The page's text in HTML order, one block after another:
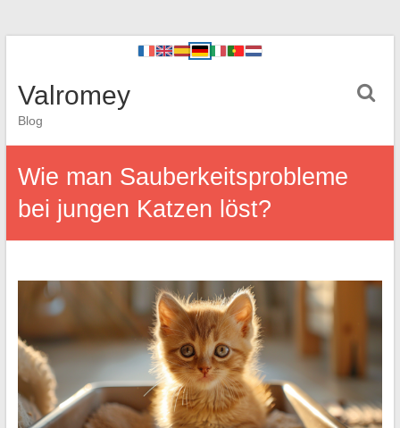
Valromey
Blog
Wie man Sauberkeitsprobleme
bei jungen Katzen löst?